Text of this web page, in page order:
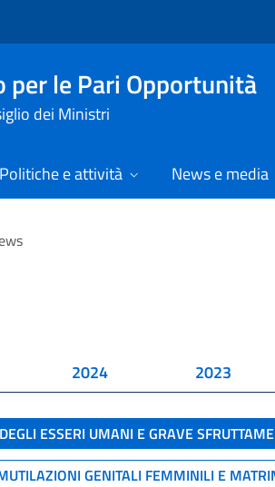
le Pari Opportunità
dei Ministri
Politiche e attività News e media
2024 2023
ESSERI UMANI E GRAVE
GENITALI FEMMINILI E